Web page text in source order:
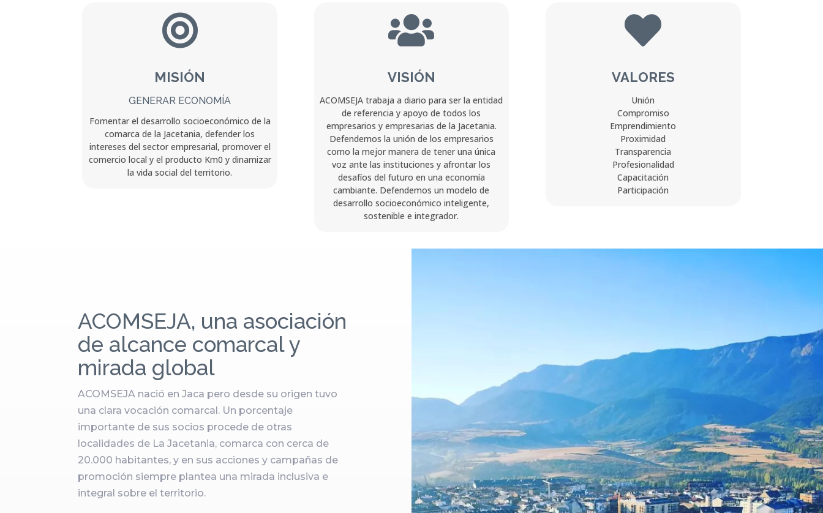

MISIÓN
GENERAR ECONOMÍA
Fomentar el desarrollo socioeconómico de la
comarca de la Jacetania, defender los
intereses del sector empresarial, promover el
comercio local y el producto Km0 y dinamizar
la vida social del territorio.

VISIÓN
ACOMSEJA trabaja a diario para ser la entidad
de referencia y apoyo de todos los
empresarios y empresarias de la Jacetania.
Defendemos la unión de los empresarios
como la mejor manera de tener una única
voz ante las instituciones y afrontar los
desafíos del futuro en una economía
cambiante. Defendemos un modelo de
desarrollo socioeconómico inteligente,
sostenible e integrador.

VALORES
Unión
Compromiso
Emprendimiento
Proximidad
Transparencia
Profesionalidad
Capacitación
Participación
ACOMSEJA, una asociación
de alcance comarcal y
mirada global
ACOMSEJA nació en Jaca pero desde su origen tuvo
una clara vocación comarcal. Un porcentaje
importante de sus socios procede de otras
localidades de La Jacetania, comarca con cerca de
20.000 habitantes, y en sus acciones y campañas de
promoción siempre plantea una mirada inclusiva e
integral sobre el territorio.